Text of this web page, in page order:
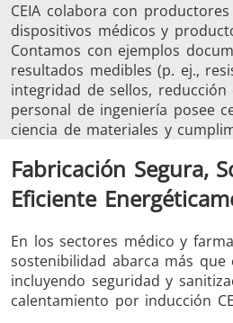
CEIA colabora con
dispositivos médicos y
Contamos con ejemplos
resultados medibles (p. ej.,
integridad de sellos,
personal de ingeniería posee
ciencia de materiales y
Fabricación Segura,
Eficiente
En los sectores médico y
sostenibilidad abarca más
incluyendo seguridad y
calentamiento por inducción